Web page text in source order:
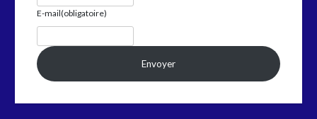
E-mail(obligatoire)
Envoyer